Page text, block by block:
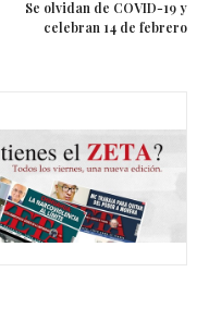
Se olvidan de COVID-19 y
celebran 14 de febrero